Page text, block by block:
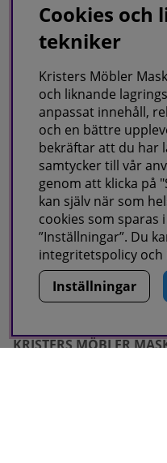
Information
Kvalitetspolicy
Köpvillkor
Fraktvillkor
Faktura/Delbetalning
Integritetspolicy
Cookies
Om oss
Om oss
Kontakta oss
KRISTERS MÖBLER
Cookies och
tekniker
Kristers Möbler
och liknande
anpassat innehåll,
och en bättre
bekräftar att du har
samtycker till vår
genom att klicka på
kan själv när som
cookies som sparas
”Inställningar”. Du
integritetspolicy och
Inställningar